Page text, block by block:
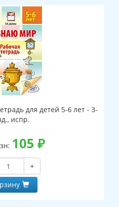
для детей 5-6 лет - 3-
испр.
105 ₽
+